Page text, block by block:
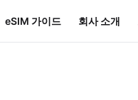
eSIM 가이드 회사 소개